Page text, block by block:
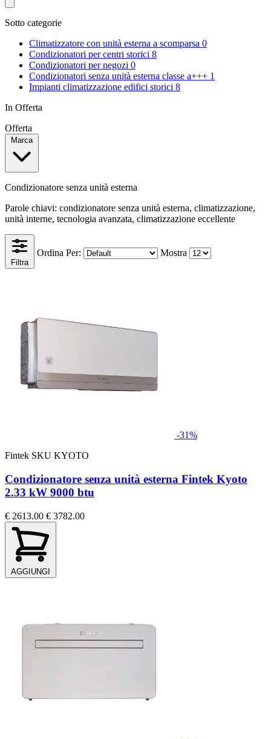
Sotto categorie
Climatizzatore con unità esterna a scomparsa 0
Condizionatori per centri storici 8
Condizionatori per negozi 0
Condizionatori senza unità esterna classe a+++ 1
Impianti climatizzazione edifici storici 8
In Offerta
Offerta
Marca
Condizionatore senza unità esterna
Parole chiavi: condizionatore senza unità esterna, climatizzazione,
unità interne, tecnologia avanzata, climatizzazione eccellente
Filtra
Ordina Per: Mostra
-31%
Fintek SKU KYOTO
Condizionatore senza unità esterna Fintek Kyoto
2.33 kW 9000 btu
€ 2613.00 € 3782.00
AGGIUNGI